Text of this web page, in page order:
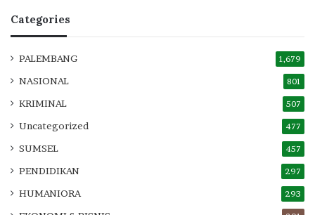
Categories
PALEMBANG 1,679
NASIONAL 801
KRIMINAL 507
Uncategorized 477
SUMSEL 457
PENDIDIKAN 297
HUMANIORA 293